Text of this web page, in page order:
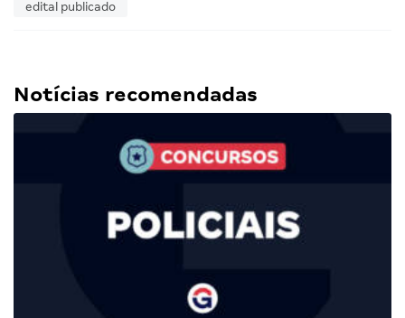
edital publicado
Notícias recomendadas